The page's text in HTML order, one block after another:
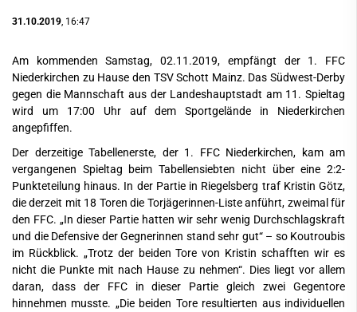
31.10.2019 , 16:47
Am kommenden Samstag, 02.11.2019, empfängt der 1. FFC
Niederkirchen zu Hause den TSV Schott Mainz. Das Südwest-Derby
gegen die Mannschaft aus der Landeshauptstadt am 11. Spieltag
wird um 17:00 Uhr auf dem Sportgelände in Niederkirchen
angepfiffen.
Der derzeitige Tabellenerste, der 1. FFC Niederkirchen, kam am
vergangenen Spieltag beim Tabellensiebten nicht über eine 2:2-
Punkteteilung hinaus. In der Partie in Riegelsberg traf Kristin Götz,
die derzeit mit 18 Toren die Torjägerinnen-Liste anführt, zweimal für
den FFC. „In dieser Partie hatten wir sehr wenig Durchschlagskraft
und die Defensive der Gegnerinnen stand sehr gut“ – so Koutroubis
im Rückblick. „Trotz der beiden Tore von Kristin schafften wir es
nicht die Punkte mit nach Hause zu nehmen“. Dies liegt vor allem
daran, dass der FFC in dieser Partie gleich zwei Gegentore
hinnehmen musste. „Die beiden Tore resultierten aus individuellen